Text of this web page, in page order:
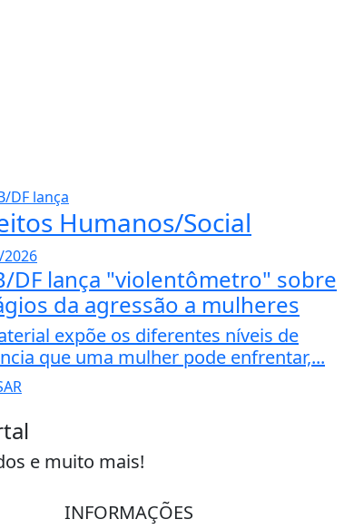
Humanos/Social
DF lança "violentômetro" sobre
da agressão a mulheres
expõe os diferentes níveis de
que uma mulher pode enfrentar,...
e muito mais!
INFORMAÇÕES